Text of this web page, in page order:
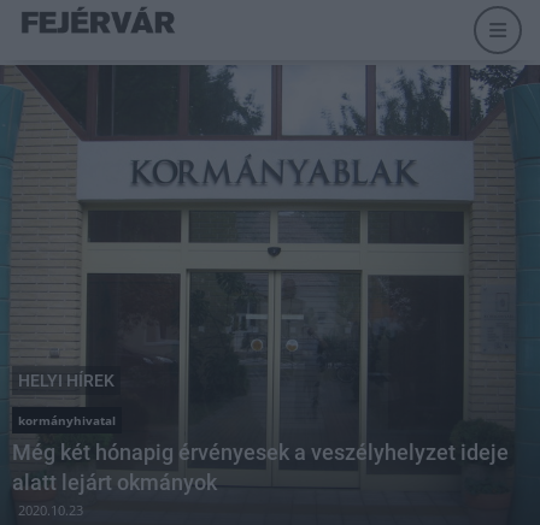
HELYI HÍREK
kormányhivatal
Még két hónapig érvényesek a veszélyhelyzet ideje
alatt lejárt okmányok
2020.10.23